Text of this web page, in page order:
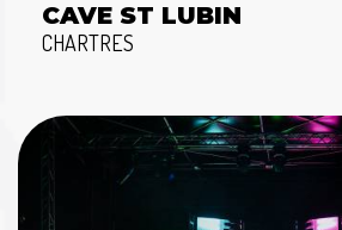
CAVE ST LUBIN
CHARTRES